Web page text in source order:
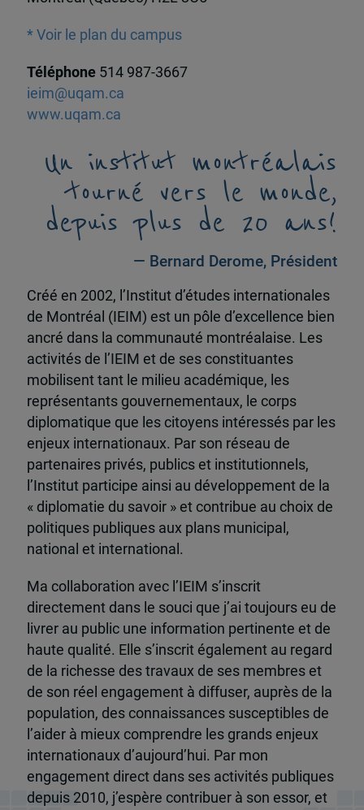
* Voir le plan du campus
Téléphone 514 987-3667
ieim@uqam.ca
www.uqam.ca
Un institut montréalais
tourné vers le monde,
depuis plus de 20 ans!
— Bernard Derome, Président
Créé en 2002, l’Institut d’études internationales
de Montréal (IEIM) est un pôle d’excellence bien
ancré dans la communauté montréalaise. Les
activités de l’IEIM et de ses constituantes
mobilisent tant le milieu académique, les
représentants gouvernementaux, le corps
diplomatique que les citoyens intéressés par les
enjeux internationaux. Par son réseau de
partenaires privés, publics et institutionnels,
l’Institut participe ainsi au développement de la
« diplomatie du savoir » et contribue au choix de
politiques publiques aux plans municipal,
national et international.
Ma collaboration avec l’IEIM s’inscrit
directement dans le souci que j’ai toujours eu de
livrer au public une information pertinente et de
haute qualité. Elle s’inscrit également au regard
de la richesse des travaux de ses membres et
de son réel engagement à diffuser, auprès de la
population, des connaissances susceptibles de
l’aider à mieux comprendre les grands enjeux
internationaux d’aujourd’hui. Par mon
engagement direct dans ses activités publiques
depuis 2010, j’espère contribuer à son essor, et